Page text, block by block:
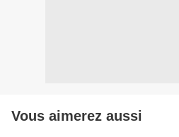
Vous aimerez aussi